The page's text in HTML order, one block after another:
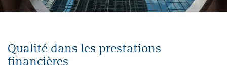
Qualité dans les prestations
financières